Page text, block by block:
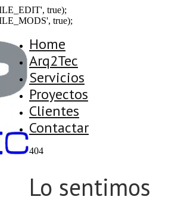
true);
true);
Home
Arq2Tec
Servicios
Proyectos
Clientes
Contactar
404
Lo sentimos